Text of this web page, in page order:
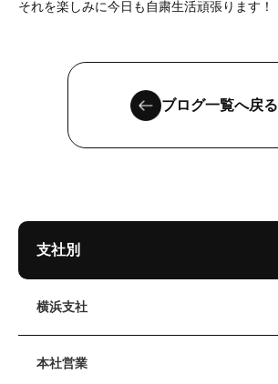
それを楽しみに今日も自粛生活頑張ります！
ブログ一覧へ戻る
支社別
横浜支社
本社営業